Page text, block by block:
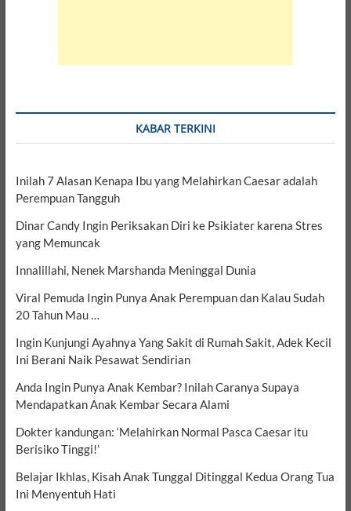
KABAR TERKINI
Inilah 7 Alasan Kenapa Ibu yang Melahirkan Caesar adalah
Perempuan Tangguh
Dinar Candy Ingin Periksakan Diri ke Psikiater karena Stres
yang Memuncak
Innalillahi, Nenek Marshanda Meninggal Dunia
Viral Pemuda Ingin Punya Anak Perempuan dan Kalau Sudah
20 Tahun Mau …
Ingin Kunjungi Ayahnya Yang Sakit di Rumah Sakit, Adek Kecil
Ini Berani Naik Pesawat Sendirian
Anda Ingin Punya Anak Kembar? Inilah Caranya Supaya
Mendapatkan Anak Kembar Secara Alami
Dokter kandungan: ‘Melahirkan Normal Pasca Caesar itu
Berisiko Tinggi!’
Belajar Ikhlas, Kisah Anak Tunggal Ditinggal Kedua Orang Tua
Ini Menyentuh Hati